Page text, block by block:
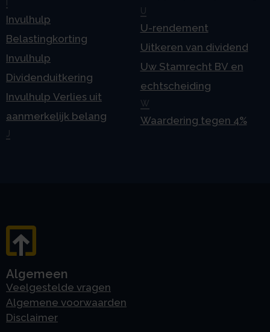
Invulhulp
Belastingkorting
Invulhulp
Dividenduitkering
Invulhulp Verlies uit
aanmerkelijk belang
U
U-rendement
Uitkeren van dividend
Uw Stamrecht BV en
echtscheiding
W
Waardering tegen 4%
Algemeen
Veelgestelde vragen
Algemene voorwaarden
Disclaimer